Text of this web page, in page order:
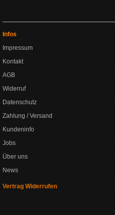
Infos
Impressum
Kontakt
AGB
Widerruf
Datenschutz
Zahlung / Versand
Kundeninfo
Jobs
Über uns
News
Vertrag Widerrufen